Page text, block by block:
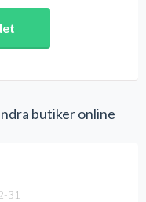
butiker online
31